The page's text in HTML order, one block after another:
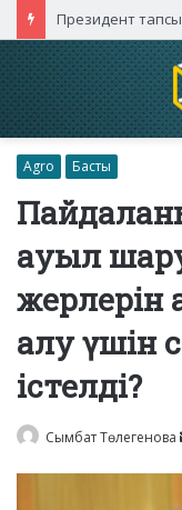
Agro Басты
ауыл
жерлерін
алу үшін
істелді?
Сымбат Төлегенова